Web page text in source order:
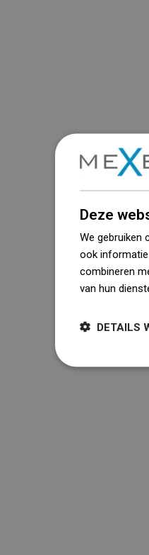
Deze
We gebruiken
ook informatie
combineren
van hun
DETAILS